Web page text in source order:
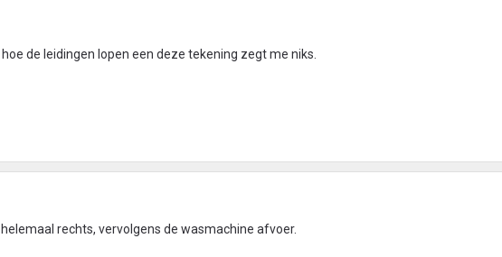
de leidingen lopen een deze tekening zegt me niks.
rechts, vervolgens de wasmachine afvoer.